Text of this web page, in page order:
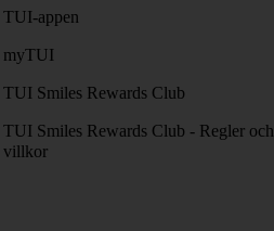
TUI-appen
myTUI
TUI Smiles Rewards Club
TUI Smiles Rewards Club - Regler och
villkor